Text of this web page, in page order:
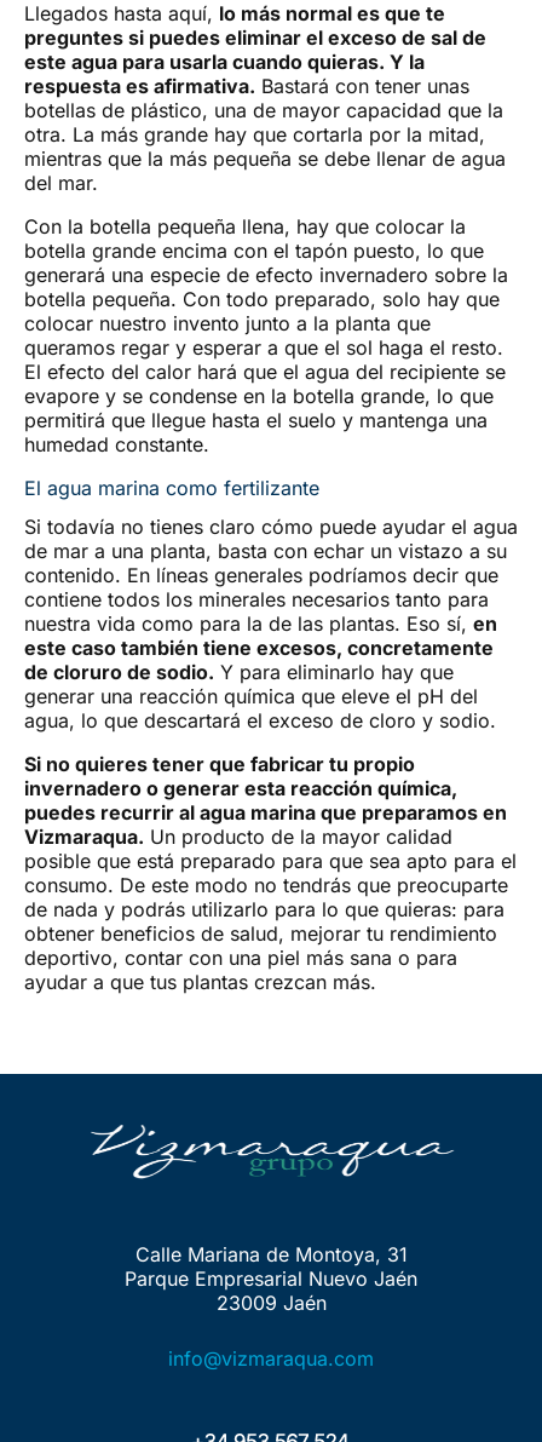
Llegados hasta aquí, lo más normal es que te
preguntes si puedes eliminar el exceso de sal de
este agua para usarla cuando quieras. Y la
respuesta es afirmativa. Bastará con tener unas
botellas de plástico, una de mayor capacidad que la
otra. La más grande hay que cortarla por la mitad,
mientras que la más pequeña se debe llenar de agua
del mar.
Con la botella pequeña llena, hay que colocar la
botella grande encima con el tapón puesto, lo que
generará una especie de efecto invernadero sobre la
botella pequeña. Con todo preparado, solo hay que
colocar nuestro invento junto a la planta que
queramos regar y esperar a que el sol haga el resto.
El efecto del calor hará que el agua del recipiente se
evapore y se condense en la botella grande, lo que
permitirá que llegue hasta el suelo y mantenga una
humedad constante.
El agua marina como fertilizante
Si todavía no tienes claro cómo puede ayudar el agua
de mar a una planta, basta con echar un vistazo a su
contenido. En líneas generales podríamos decir que
contiene todos los minerales necesarios tanto para
nuestra vida como para la de las plantas. Eso sí, en
este caso también tiene excesos, concretamente
de cloruro de sodio. Y para eliminarlo hay que
generar una reacción química que eleve el pH del
agua, lo que descartará el exceso de cloro y sodio.
Si no quieres tener que fabricar tu propio
invernadero o generar esta reacción química,
puedes recurrir al agua marina que preparamos en
Vizmaraqua. Un producto de la mayor calidad
posible que está preparado para que sea apto para el
consumo. De este modo no tendrás que preocuparte
de nada y podrás utilizarlo para lo que quieras: para
obtener beneficios de salud, mejorar tu rendimiento
deportivo, contar con una piel más sana o para
ayudar a que tus plantas crezcan más.
Calle Mariana de Montoya, 31
Parque Empresarial Nuevo Jaén
23009 Jaén
info@vizmaraqua.com